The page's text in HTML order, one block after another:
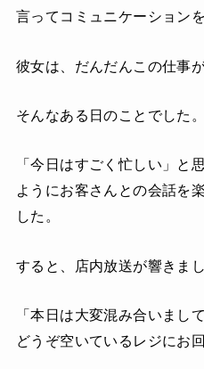
言ってコミュニケーション
彼女は、だんだんこの仕事
そんなある日のことでした。
「今日はすごく忙しい」と
ようにお客さんとの会話を
した。
すると、店内放送が響きまし
「本日は大変混み合いまし
どうぞ空いているレジにお